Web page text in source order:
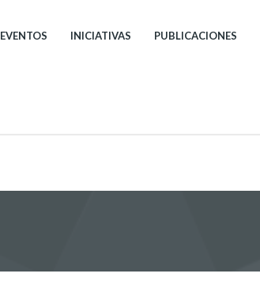
EVENTOS INICIATIVAS PUBLICACIONES